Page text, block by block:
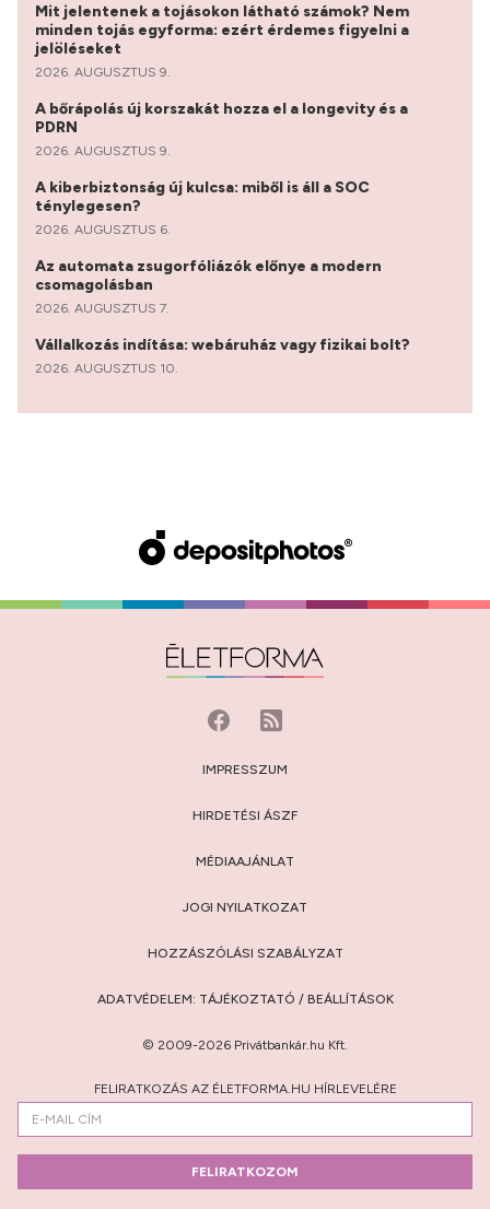
Mit jelentenek a tojásokon látható számok? Nem
minden tojás egyforma: ezért érdemes figyelni a
jelöléseket
2026. AUGUSZTUS 9.
A bőrápolás új korszakát hozza el a longevity és a
PDRN
2026. AUGUSZTUS 9.
A kiberbiztonság új kulcsa: miből is áll a SOC
ténylegesen?
2026. AUGUSZTUS 6.
Az automata zsugorfóliázók előnye a modern
csomagolásban
2026. AUGUSZTUS 7.
Vállalkozás indítása: webáruház vagy fizikai bolt?
2026. AUGUSZTUS 10.
IMPRESSZUM
HIRDETÉSI ÁSZF
MÉDIAAJÁNLAT
JOGI NYILATKOZAT
HOZZÁSZÓLÁSI SZABÁLYZAT
ADATVÉDELEM: TÁJÉKOZTATÓ / BEÁLLÍTÁSOK
© 2009-2026 Privátbankár.hu Kft.
FELIRATKOZÁS AZ ÉLETFORMA.HU HÍRLEVELÉRE
FELIRATKOZOM